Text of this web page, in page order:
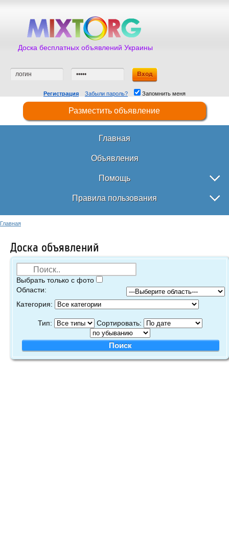
Доска бесплатных объявлений Украины
Регистрация Забыли пароль? Запомнить меня
Разместить объявление
Главная
Объявления
Помощь
Правила пользования
Главная
Доска объявлений
Выбрать только с фото
Области:
Категория:
Тип: Сортировать: